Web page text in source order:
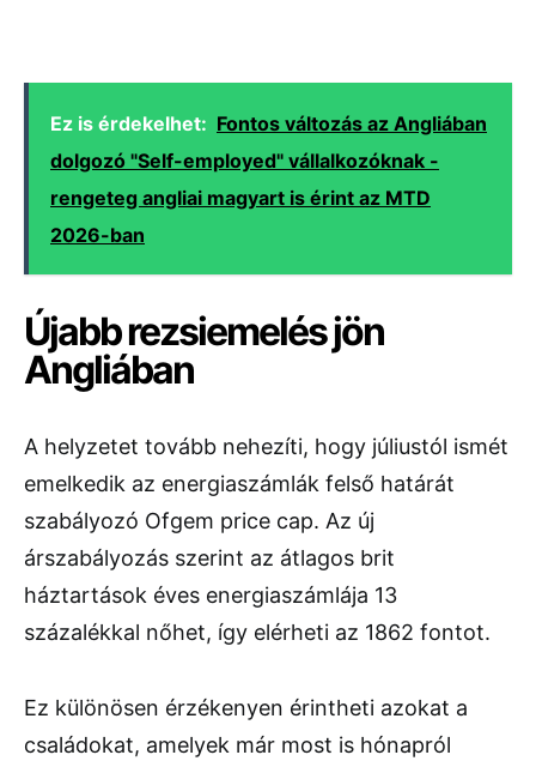
Ez is érdekelhet: Fontos változás az Angliában
dolgozó "Self-employed" vállalkozóknak -
rengeteg angliai magyart is érint az MTD
2026-ban
Újabb rezsiemelés jön
Angliában
A helyzetet tovább nehezíti, hogy júliustól ismét
emelkedik az energiaszámlák felső határát
szabályozó Ofgem price cap. Az új
árszabályozás szerint az átlagos brit
háztartások éves energiaszámlája 13
százalékkal nőhet, így elérheti az 1862 fontot.
Ez különösen érzékenyen érintheti azokat a
családokat, amelyek már most is hónapról